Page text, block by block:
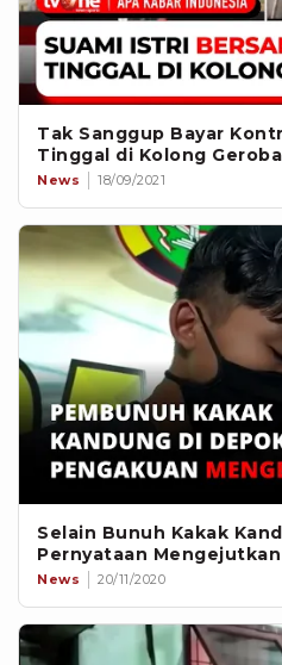
Tak Sanggup Bayar
Tinggal di Kolong
News 18/09/2021
Selain Bunuh Kakak
Pernyataan
News 20/11/2020